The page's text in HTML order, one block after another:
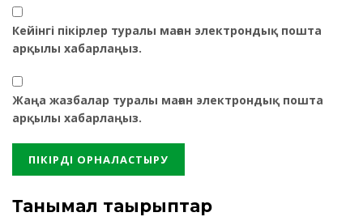
Кейінгі пікірлер туралы маған электрондық пошта
арқылы хабарлаңыз.
Жаңа жазбалар туралы маған электрондық пошта
арқылы хабарлаңыз.
Танымал тақырыптар